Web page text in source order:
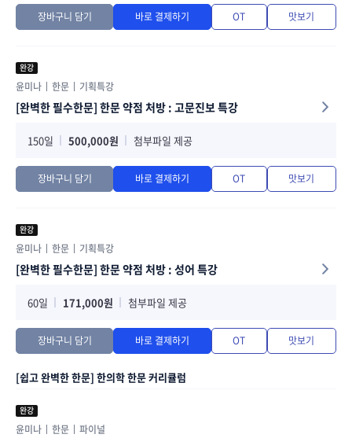
장바구니 담기 바로 결제하기 OT 맛보기
완강
윤미나 한문 기획특강
[완벽한 필수한문] 한문 약점 처방 : 고문진보 특강
150일 500,000원 첨부파일 제공
장바구니 담기 바로 결제하기 OT 맛보기
완강
윤미나 한문 기획특강
[완벽한 필수한문] 한문 약점 처방 : 성어 특강
60일 171,000원 첨부파일 제공
장바구니 담기 바로 결제하기 OT 맛보기
[쉽고 완벽한 한문] 한의학 한문 커리큘럼
완강
윤미나 한문 파이널